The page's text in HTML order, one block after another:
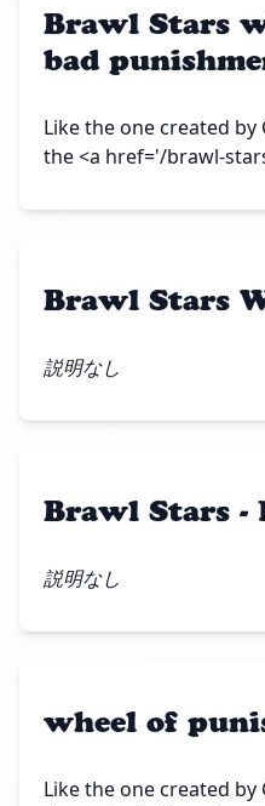
Brawl Stars
bad
Like the one created by
the <a href='/brawl-
Brawl Stars
説明なし
Brawl Stars -
説明なし
wheel of
Like the one created by